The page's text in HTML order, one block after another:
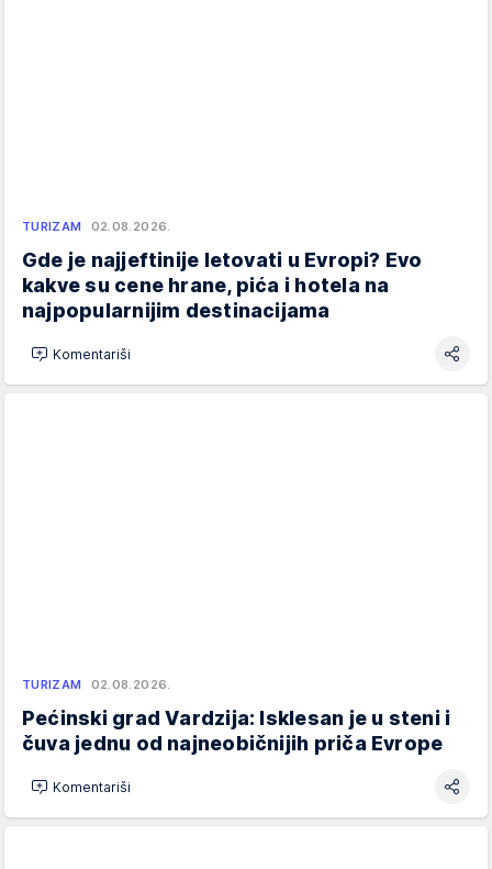
TURIZAM 02.08.2026.
Gde je najjeftinije letovati u Evropi? Evo
kakve su cene hrane, pića i hotela na
najpopularnijim destinacijama
Komentariši
TURIZAM 02.08.2026.
Pećinski grad Vardzija: Isklesan je u steni i
čuva jednu od najneobičnijih priča Evrope
Komentariši